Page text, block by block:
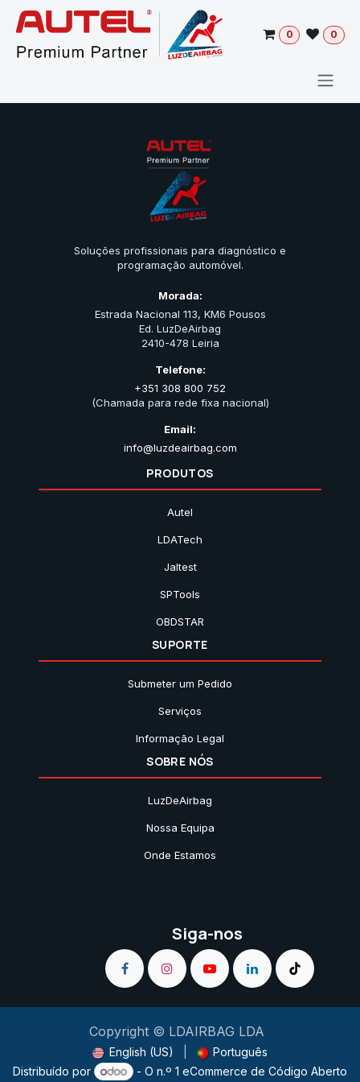
Pular para o conteúdo
0 0
Soluções profissionais para diagnóstico e
programação automóvel.
Morada:
Estrada Nacional 113, KM6 Pousos
Ed. LuzDeAirbag
2410-478 Leiria
Telefone:
+351 308 800 752
(Chamada para rede fixa nacional)
Email:
info@luzdeairbag.com
PRODUTOS
Autel
LDATech
Jaltest
SPTools
OBDSTAR
SUPORTE
Submeter um Pedido
Serviços
Informação Legal
SOBRE NÓS
LuzDeAirbag
Nossa Equipa
Onde Estamos
Siga-nos
Copyright © LDAIRBAG LDA
English (US)
Português
Distribuído por
- O n.º 1 eCommerce de Código Aberto